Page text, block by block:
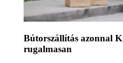
Bútorszállítás azonnal
rugalmasan